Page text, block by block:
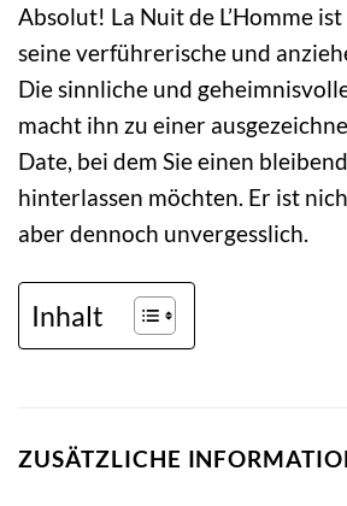
Absolut! La Nuit de L’Homme
seine verführerische und
Die sinnliche und
macht ihn zu einer
Date, bei dem Sie einen
hinterlassen möchten. Er ist
aber dennoch unvergesslich.
Inhalt
ZUSÄTZLICHE